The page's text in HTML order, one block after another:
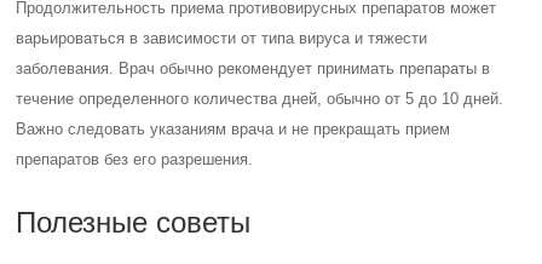
Продолжительность приема противовирусных препаратов может
варьироваться в зависимости от типа вируса и тяжести
заболевания. Врач обычно рекомендует принимать препараты в
течение определенного количества дней, обычно от 5 до 10 дней.
Важно следовать указаниям врача и не прекращать прием
препаратов без его разрешения.
Полезные советы